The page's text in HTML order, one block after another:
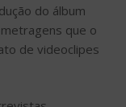
do álbum
que o
de videoclipes